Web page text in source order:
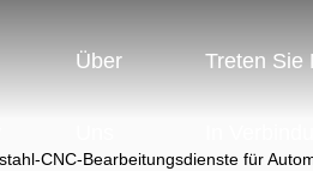
Über Treten Sie
CNC-Bearbeitungsdienste für